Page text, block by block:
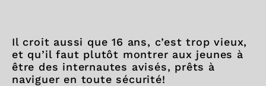
Il croit aussi que 16 ans, c’est trop vieux,
et qu’il faut plutôt montrer aux jeunes à
être des internautes avisés, prêts à
naviguer en toute sécurité!